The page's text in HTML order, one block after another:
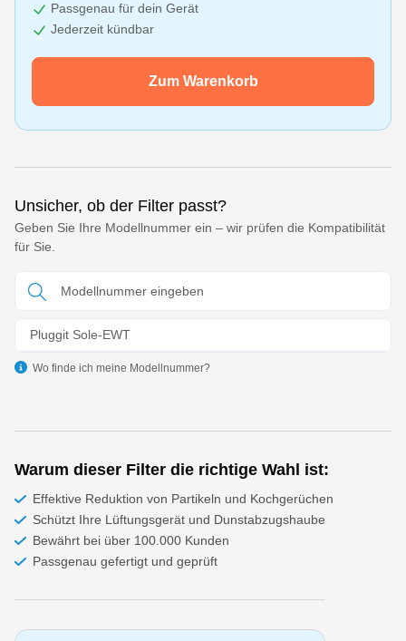
Passgenau für dein Gerät
Jederzeit kündbar
Zum Warenkorb
Unsicher, ob der Filter passt?
Geben Sie Ihre Modellnummer ein – wir prüfen die Kompatibilität
für Sie.
Pluggit Sole-EWT
Wo finde ich meine Modellnummer?
Warum dieser Filter die richtige Wahl ist:
Effektive Reduktion von Partikeln und Kochgerüchen
Schützt Ihre Lüftungsgerät und Dunstabzugshaube
Bewährt bei über 100.000 Kunden
Passgenau gefertigt und geprüft